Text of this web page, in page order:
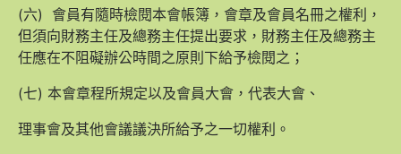
(六) 會員有隨時檢閱本會帳簿，會章及會員名冊之權利，
但須向財務主任及總務主任提出要求，財務主任及總務主
任應在不阻礙辦公時間之原則下給予檢閱之；
(七) 本會章程所規定以及會員大會，代表大會、
理事會及其他會議議決所給予之一切權利。